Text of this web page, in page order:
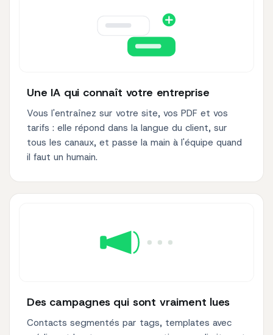
Une IA qui connaît votre entreprise
Vous l'entraînez sur votre site, vos PDF et vos
tarifs : elle répond dans la langue du client, sur
tous les canaux, et passe la main à l'équipe quand
il faut un humain.
Des campagnes qui sont vraiment lues
Contacts segmentés par tags, templates avec